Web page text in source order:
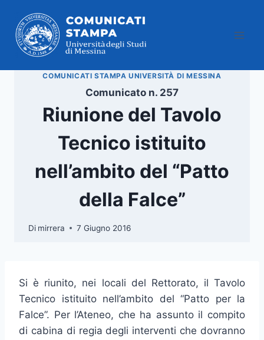
contenuto
COMUNICATI STAMPA UNIVERSITÀ DI MESSINA
Comunicato n. 257
Riunione del Tavolo
Tecnico istituito
nell’ambito del “Patto
della Falce”
Di mirrera 7 Giugno 2016
Si è riunito, nei locali del Rettorato, il Tavolo
Tecnico istituito nell’ambito del “Patto per la
Falce”. Per l’Ateneo, che ha assunto il compito
di cabina di regia degli interventi che dovranno